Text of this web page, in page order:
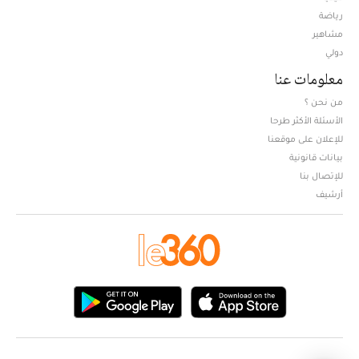
رياضة
مشاهير
دولي
معلومات عنا
من نحن ؟
الأسئلة الأكثر طرحا
للإعلان على موقعنا
بيانات قانونية
للإتصال بنا
أرشيف